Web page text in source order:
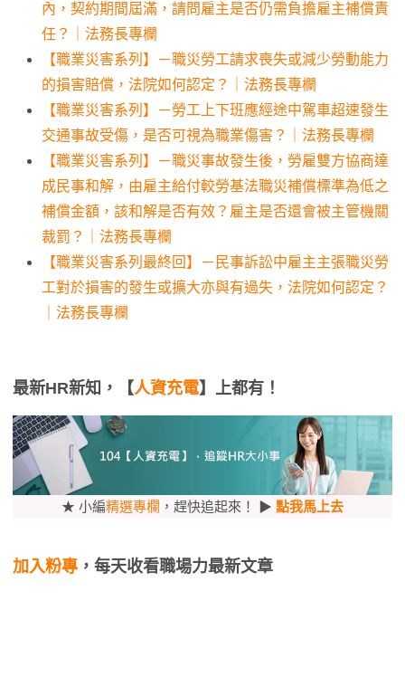
內，契約期間屆滿，請問雇主是否仍需負擔雇主補償責
任？｜法務長專欄
【職業災害系列】－職災勞工請求喪失或減少勞動能力
的損害賠償，法院如何認定？｜法務長專欄
【職業災害系列】－勞工上下班應經途中駕車超速發生
交通事故受傷，是否可視為職業傷害？｜法務長專欄
【職業災害系列】－職災事故發生後，勞雇雙方協商達
成民事和解，由雇主給付較勞基法職災補償標準為低之
補償金額，該和解是否有效？雇主是否還會被主管機關
裁罰？｜法務長專欄
【職業災害系列最終回】－民事訴訟中雇主主張職災勞
工對於損害的發生或擴大亦與有過失，法院如何認定？
｜法務長專欄
最新HR新知，【人資充電】上都有！
★ 小編精選專欄 ，趕快追起來！ ▶ 點我馬上去
加入粉專 ，每天收看職場力最新文章